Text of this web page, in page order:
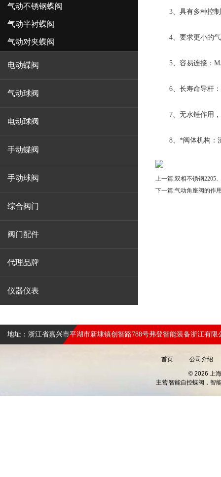
气动不锈钢蝶阀
气动半衬蝶阀
气动对夹蝶阀
电动蝶阀
气动球阀
电动球阀
手动蝶阀
手动球阀
综合阀门
阀门配件
代理品牌
仪器仪表
3、具有多种控制
4、要求更小的气
5、容易连接：
6、长寿命导杆：
7、无水锤作用，
8、*阀体机构：流
上一篇:双相不锈钢2205
下一篇:气动角座阀的作
地址：浙江省嘉兴市平湖市新埭镇创智路788号弗登智能装备浙江有限
首页 公司介绍
© 2026 上
主营智能自控蝶阀，智